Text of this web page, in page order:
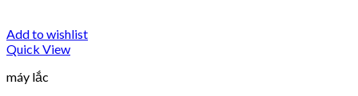
Add to wishlist
Quick View
máy lắc